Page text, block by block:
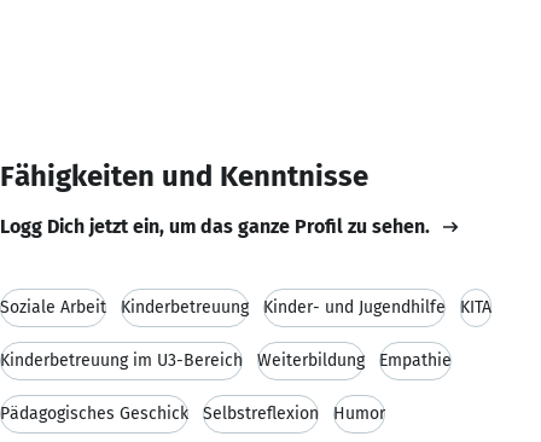
Fähigkeiten und Kenntnisse
Logg Dich jetzt ein, um das ganze Profil zu sehen.
Soziale Arbeit Kinderbetreuung Kinder- und Jugendhilfe KITA
Kinderbetreuung im U3-Bereich Weiterbildung Empathie
Pädagogisches Geschick Selbstreflexion Humor